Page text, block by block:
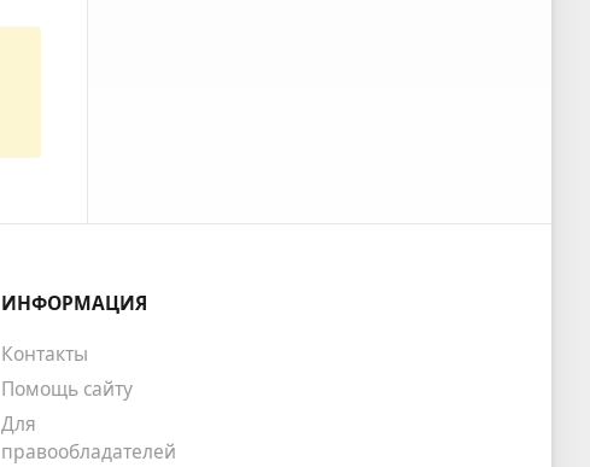
ИНФОРМАЦИЯ
Контакты
Помощь сайту
Для
правообладателей